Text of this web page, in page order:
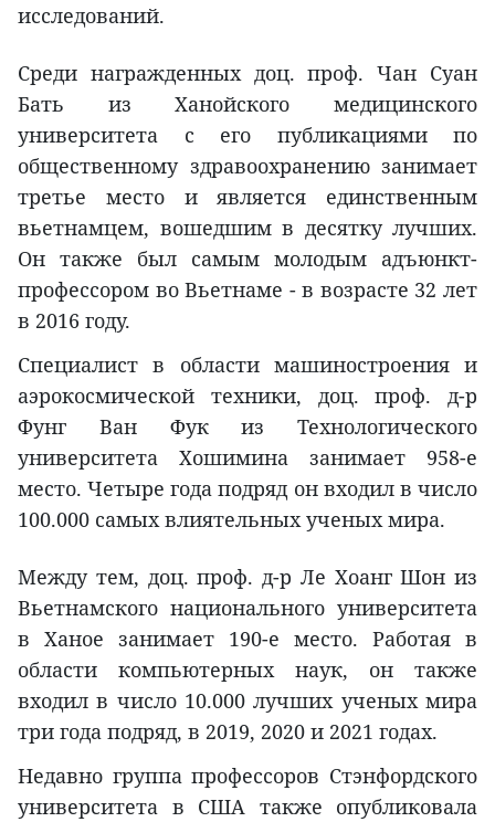
исследований.
Среди награжденных доц. проф. Чан Суан
Бать из Ханойского медицинского
университета с его публикациями по
общественному здравоохранению занимает
третье место и является единственным
вьетнамцем, вошедшим в десятку лучших.
Он также был самым молодым адъюнкт-
профессором во Вьетнаме - в возрасте 32 лет
в 2016 году.
Специалист в области машиностроения и
аэрокосмической техники, доц. проф. д-р
Фунг Ван Фук из Технологического
университета Хошимина занимает 958-е
место. Четыре года подряд он входил в число
100.000 самых влиятельных ученых мира.
Между тем, доц. проф. д-р Ле Хоанг Шон из
Вьетнамского национального университета
в Ханое занимает 190-е место. Работая в
области компьютерных наук, он также
входил в число 10.000 лучших ученых мира
три года подряд, в 2019, 2020 и 2021 годах.
Недавно группа профессоров Стэнфордского
университета в США также опубликовала